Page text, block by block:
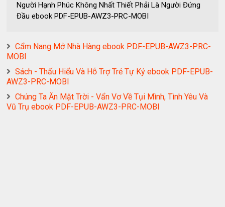
Người Hạnh Phúc Không Nhất Thiết Phải Là Người Đứng
Đầu ebook PDF-EPUB-AWZ3-PRC-MOBI
Cẩm Nang Mở Nhà Hàng ebook PDF-EPUB-AWZ3-PRC-
MOBI
Sách - Thấu Hiểu Và Hỗ Trợ Trẻ Tự Kỷ ebook PDF-EPUB-
AWZ3-PRC-MOBI
Chúng Ta Ăn Mặt Trời - Vẩn Vơ Về Tụi Mình, Tình Yêu Và
Vũ Trụ ebook PDF-EPUB-AWZ3-PRC-MOBI